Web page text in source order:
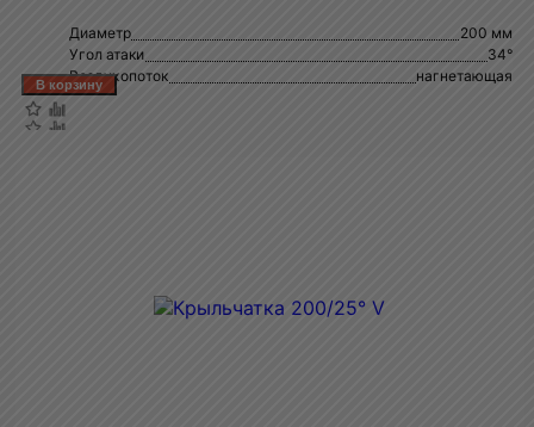
Диаметр
200 мм
Угол атаки
34°
Воздухопоток
нагнетающая